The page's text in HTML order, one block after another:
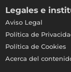
Legales e
Aviso Legal
Política de
Política de Cookies
Acerca del